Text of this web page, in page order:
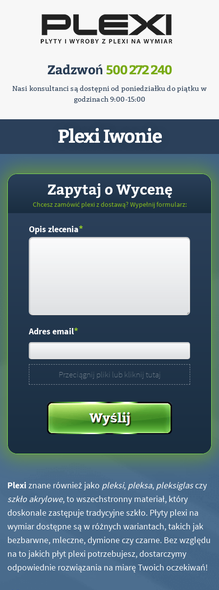
Zadzwoń 500 272 240
Nasi konsultanci są dostępni od poniedziałku do piątku w
godzinach 9:00-15:00
Plexi Iwonie
Zapytaj o Wycenę
Chcesz zamówić plexi z dostawą? Wypełnij formularz:
Opis zlecenia*
Adres email*
Przeciągnij pliki lub kliknij tutaj
Plexi znane również jako pleksi, pleksa, pleksiglasczy
szkło akrylowe, to wszechstronny materiał, który
doskonale zastępuje tradycyjne szkło. Płyty plexi na
wymiar dostępne są w różnych wariantach, takich jak
bezbarwne, mleczne, dymione czy czarne. Bez względu
na to jakich płyt plexi potrzebujesz, dostarczymy
odpowiednie rozwiązania na miarę Twoich oczekiwań!